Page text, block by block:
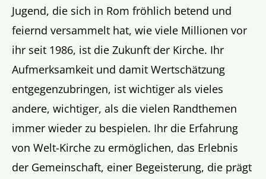
Jugend, die sich in Rom fröhlich betend und
feiernd versammelt hat, wie viele Millionen vor
ihr seit 1986, ist die Zukunft der Kirche. Ihr
Aufmerksamkeit und damit Wertschätzung
entgegenzubringen, ist wichtiger als vieles
andere, wichtiger, als die vielen Randthemen
immer wieder zu bespielen. Ihr die Erfahrung
von Welt-Kirche zu ermöglichen, das Erlebnis
der Gemeinschaft, einer Begeisterung, die prägt